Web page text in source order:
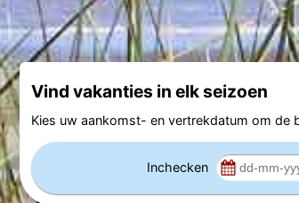
Vind vakanties in elk seizoen
Kies uw aankomst- en vertrekdatum om de
Inchecken